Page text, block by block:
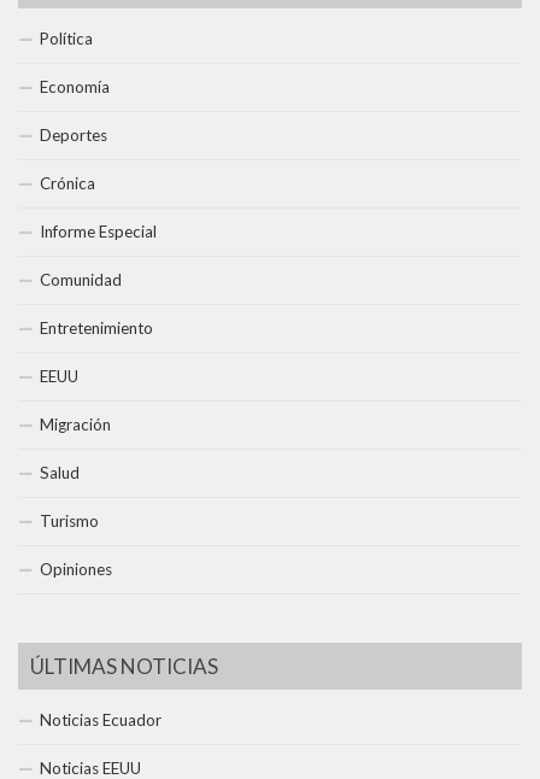
Política
Economía
Deportes
Crónica
Informe Especial
Comunidad
Entretenimiento
EEUU
Migración
Salud
Turismo
Opiniones
ÚLTIMAS NOTICIAS
Noticias Ecuador
Noticias EEUU